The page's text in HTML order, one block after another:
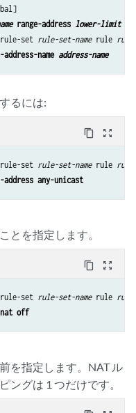
range-address lower-limit
set rule-set-name rule rule-
name address-name
るには:
content_copy zoom_out_map
set rule-set-name rule rule-
any-unicast
とを指定します。
content_copy zoom_out_map
set rule-set-name rule rule-
off
を指定します。NAT ル
ングは 1 つだけです。